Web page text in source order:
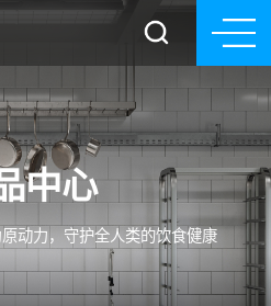
中心
动力，守护全人类的饮食健康